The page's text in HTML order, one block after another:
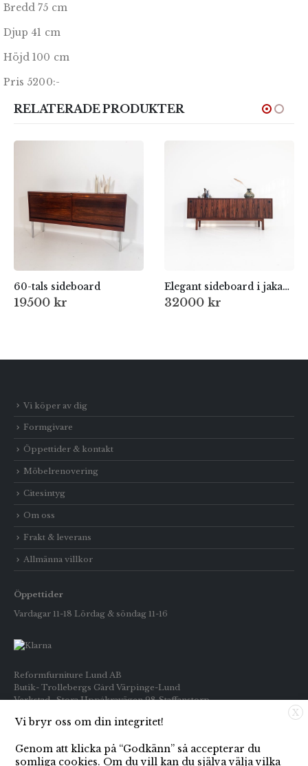
Bredd 75 cm
Djup 41 cm
Höjd 100 cm
Pris 5200:-
RELATERADE PRODUKTER
60-tals sideboard
19500 kr
Elegant sideboard i jakaranda – Omann Jun, Danmark 1960-tal
32000 kr
Vi köper av dig
Formgivare
Öppettider & kontakt
Möbelrenovering
Citesintyg
Om oss
Frakt & leverans
Allmänna villkor
Öppettider
Vardagar 11-18 Lördag & söndag 11-16
Reformfurniture Lund AB
Butik- Trollebergs Gård Värpinge-Lund
Verkstad- Stora Uppåkravägen 98 Staffanstorp
Telefon: Butiken 0709-269916
Inköp : 0722-659133
E-post: info@reformfurniture.se
X
Vi bryr oss om din integritet!
Genom att klicka på “Godkänn” så accepterar du
somliga cookies. Om du vill kan du själva välja vilka